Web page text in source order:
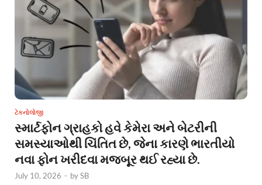
ટેકનોલોજી
સ્માર્ટફોન ગ્રાહકો હવે કેમેરા અને બેટરીની
સમસ્યાઓથી ચિંતિત છે, જેના કારણે ભારતીયો
નવા ફોન ખરીદવા મજબૂર થઈ રહ્યા છે.
July 10, 2026 - bySB